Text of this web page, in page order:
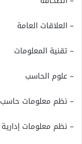
– العلاقات العامة
– تقنية المعلومات
– علوم الحاسب
– نظم معلومات حاسب
– نظم معلومات إدارية